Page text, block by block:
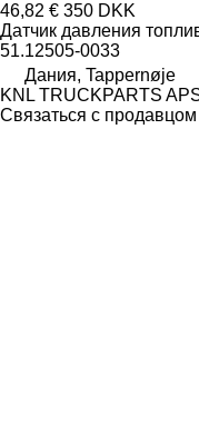
46,82 € 350 DKK
Датчик давления
51.12505-0033
Дания, Tappernøje
KNL TRUCKPARTS
Связаться с продавцом